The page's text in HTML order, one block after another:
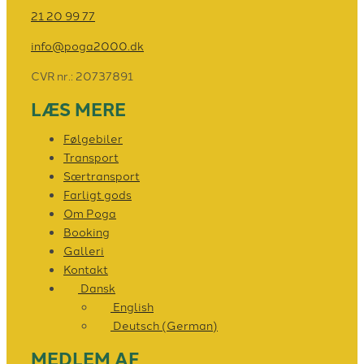
21 20 99 77
info@poga2000.dk
CVR nr.: 20737891
LÆS MERE
Følgebiler
Transport
Særtransport
Farligt gods
Om Poga
Booking
Galleri
Kontakt
Dansk
English
Deutsch (German)
MEDLEM AF